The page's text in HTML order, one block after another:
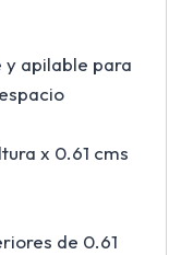
y apilable para
x 0.61 cms
de 0.61